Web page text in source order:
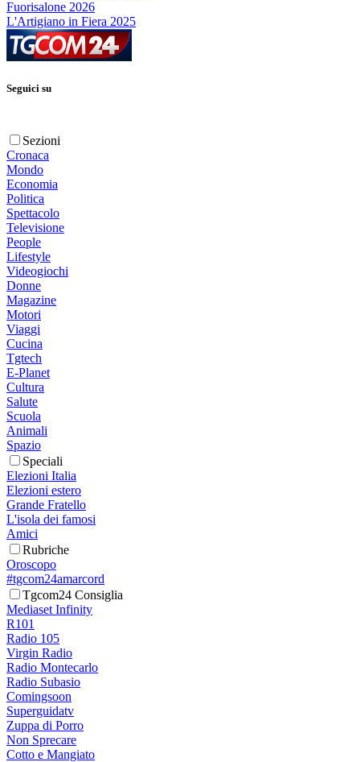
Fuorisalone 2026
L'Artigiano in Fiera 2025
Seguici su
Sezioni
Cronaca
Mondo
Economia
Politica
Spettacolo
Televisione
People
Lifestyle
Videogiochi
Donne
Magazine
Motori
Viaggi
Cucina
Tgtech
E-Planet
Cultura
Salute
Scuola
Animali
Spazio
Speciali
Elezioni Italia
Elezioni estero
Grande Fratello
L'isola dei famosi
Amici
Rubriche
Oroscopo
#tgcom24amarcord
Tgcom24 Consiglia
Mediaset Infinity
R101
Radio 105
Virgin Radio
Radio Montecarlo
Radio Subasio
Comingsoon
Superguidatv
Zuppa di Porro
Non Sprecare
Cotto e Mangiato